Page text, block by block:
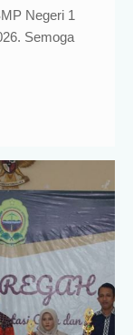
Negeri 1
Semoga